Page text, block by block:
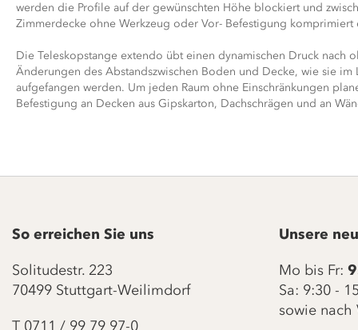
werden die Profile auf der gewünschten Höhe blockiert und
Zimmerdecke ohne Werkzeug oder Vor- Befestigung komprimiert
Die Teleskopstange extendo übt einen dynamischen Druck nach
Änderungen des Abstandszwischen Boden und Decke, wie sie im
aufgefangen werden. Um jeden Raum ohne Einschränkungen
Befestigung an Decken aus Gipskarton, Dachschrägen und an
So erreichen Sie uns
Solitudestr. 223
70499 Stuttgart-Weilimdorf
T 0711 / 99 79 97-0
Unsere
Mo bis Fr:
Sa: 9:30 -
sowie nach